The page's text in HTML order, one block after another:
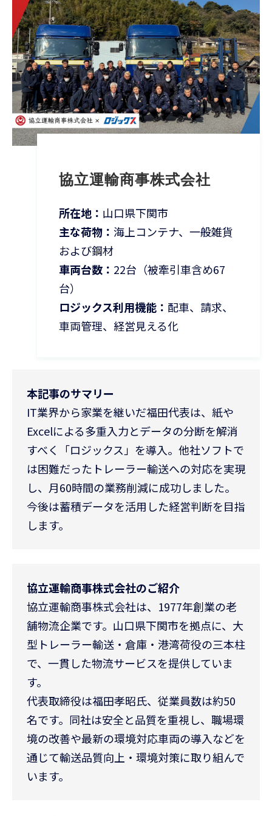
協立運輸商事株式会社
所在地： 山口県下関市
主な荷物： 海上コンテナ、一般雑貨
および鋼材
車両台数： 22台（被牽引車含め67
台）
ロジックス利用機能： 配車、請求、
車両管理、経営見える化
本記事のサマリー
IT業界から家業を継いだ福田代表は、紙や
Excelによる多重入力とデータの分断を解消
すべく「ロジックス」を導入。他社ソフトで
は困難だったトレーラー輸送への対応を実現
し、月60時間の業務削減に成功しました。
今後は蓄積データを活用した経営判断を目指
します。
協立運輸商事株式会社のご紹介
協立運輸商事株式会社は、1977年創業の老
舗物流企業です。山口県下関市を拠点に、大
型トレーラー輸送・倉庫・港湾荷役の三本柱
で、一貫した物流サービスを提供していま
す。
代表取締役は福田孝昭氏、従業員数は約50
名です。同社は安全と品質を重視し、職場環
境の改善や最新の環境対応車両の導入などを
通じて輸送品質向上・環境対策に取り組んで
います。